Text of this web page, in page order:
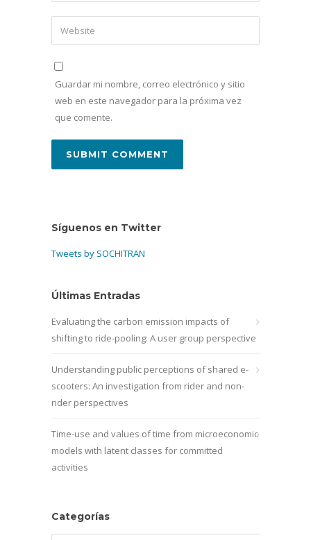
Guardar mi nombre, correo electrónico y sitio
web en este navegador para la próxima vez
que comente.
Síguenos en Twitter
Tweets by SOCHITRAN
Últimas Entradas
Evaluating the carbon emission impacts of
shifting to ride-pooling: A user group perspective
Understanding public perceptions of shared e-
scooters: An investigation from rider and non-
rider perspectives
Time-use and values of time from microeconomic
models with latent classes for committed
activities
Categorías